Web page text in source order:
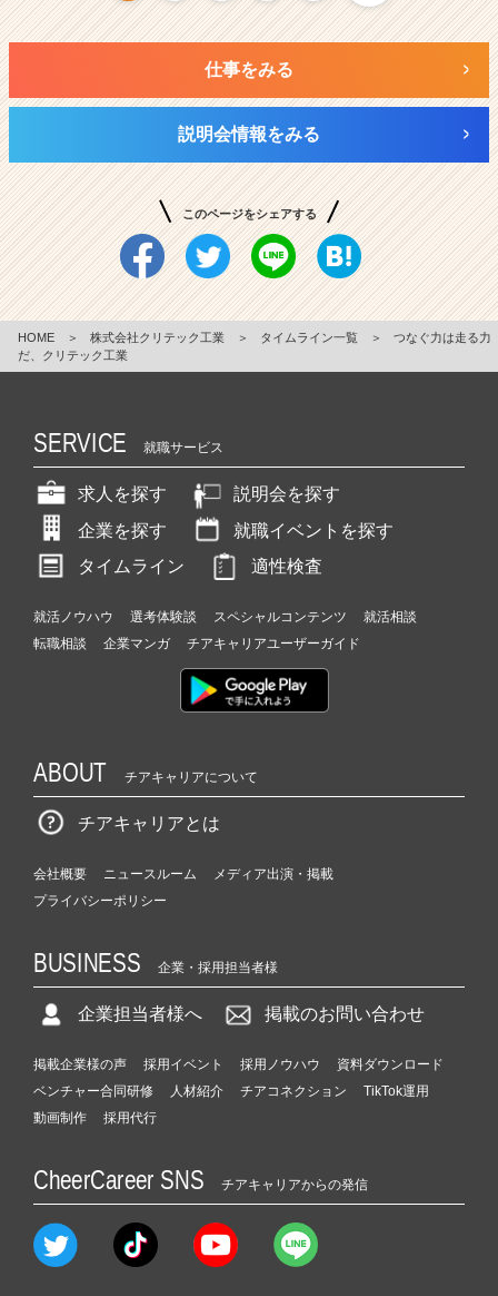
仕事をみる
説明会情報をみる
このページをシェアする
HOME ＞ 株式会社クリテック工業 ＞ タイムライン一覧 ＞
つなぐ力は走る力
だ、クリテック工業
SERVICE 就職サービス
求人を探す
説明会を探す
企業を探す
就職イベントを探す
タイムライン
適性検査
就活ノウハウ 選考体験談 スペシャルコンテンツ
就活相談
転職相談
企業マンガ チアキャリアユーザーガイド
ABOUT チアキャリアについて
チアキャリアとは
会社概要 ニュースルーム
メディア出演・掲載
プライバシーポリシー
BUSINESS 企業・採用担当者様
企業担当者様へ 掲載のお問い合わせ
掲載企業様の声 採用イベント 採用ノウハウ
資料ダウンロード
ベンチャー合同研修
人材紹介 チアコネクション
TikTok運用
動画制作
採用代行
CheerCareer SNS チアキャリアからの発信